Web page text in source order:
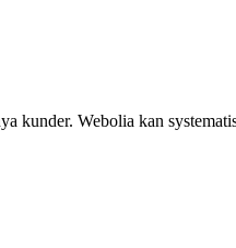
kunder. Webolia kan